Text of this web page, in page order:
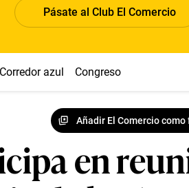
Pásate al Club El Comercio
Corredor azul Congreso
Añadir El Comercio
en